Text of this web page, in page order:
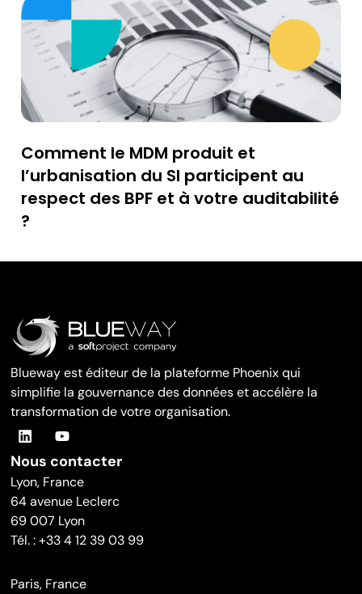
Comment le MDM produit et
l’urbanisation du SI participent au
respect des BPF et à votre auditabilité
?
Blueway est éditeur de la plateforme Phoenix qui
simplifie la gouvernance des données et accélère la
transformation de votre organisation.
Nous contacter
Lyon, France
64 avenue Leclerc
69 007 Lyon
Tél. : +33 4 12 39 03 99
Paris, France